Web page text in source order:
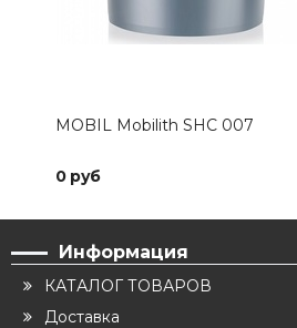
MOBIL Mobilith SHC 007
0 руб
Информация
КАТАЛОГ ТОВАРОВ
Доставка